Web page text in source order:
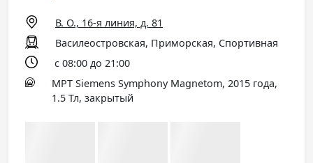
В. О., 16-я линия, д. 81
Василеостровская, Приморская, Спортивная
с 08:00 до 21:00
МРТ Siemens Symphony Magnetom, 2015 года,
1.5 Тл, закрытый